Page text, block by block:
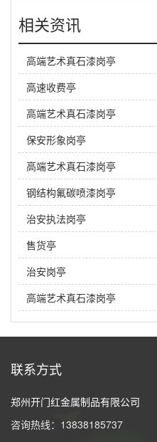
相关资讯
高端艺术真石漆岗亭
高速收费亭
高端艺术真石漆岗亭
保安形象岗亭
高端艺术真石漆岗亭
钢结构氟碳喷漆岗亭
治安执法岗亭
售货亭
治安岗亭
高端艺术真石漆岗亭
联系方式
郑州开门红金属制品有限公司
咨询热线：13838185737